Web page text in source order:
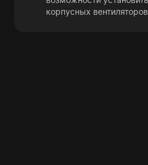
корпусных вентиляторов.